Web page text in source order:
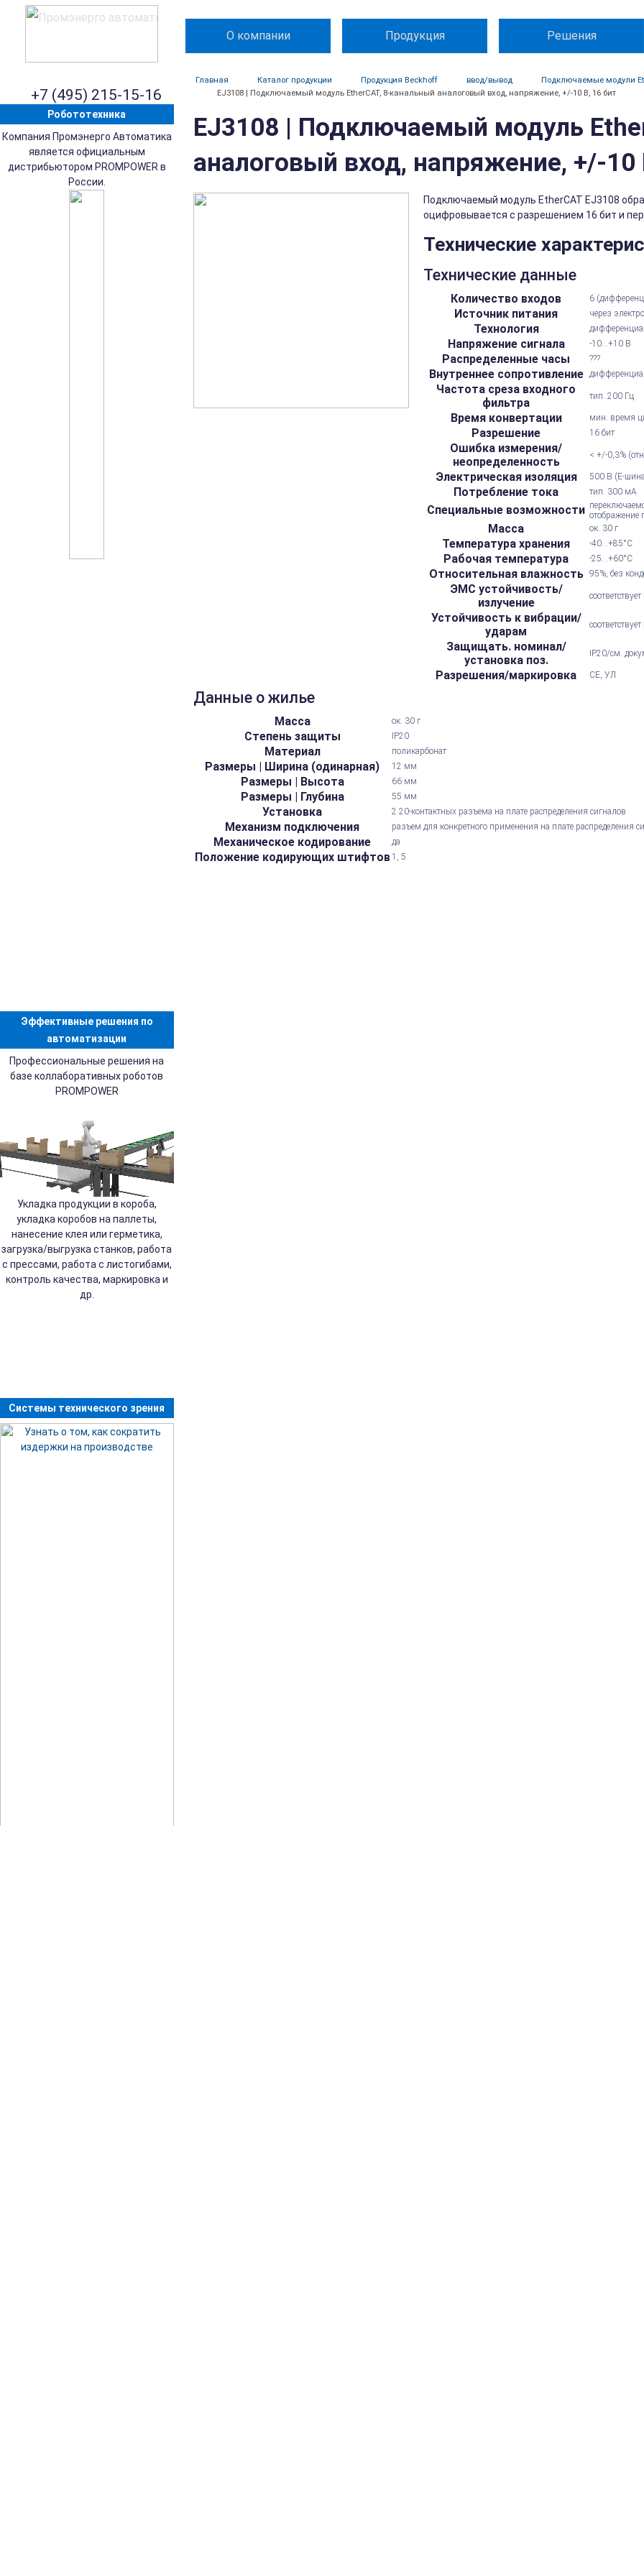
О компании Продукция Решения
+7 (495) 215-15-16
Главная Каталог продукции Продукция Beckhoff ввод/вывод Подключаемые модули
EJ3108 | Подключаемый модуль EtherCAT, 8-канальный аналоговый вход, напряжение, +/-10 В, 16 бит
Робототехника
Компания Промэнерго Автоматика
является официальным
дистрибьютором PROMPOWER в
России.
Эффективные решения по
автоматизации
Профессиональные решения на
базе коллаборативных роботов
PROMPOWER
Укладка продукции в короба,
укладка коробов на паллеты,
нанесение клея или герметика,
загрузка/выгрузка станков, работа
с прессами, работа с листогибами,
контроль качества, маркировка и
др.
Системы технического зрения
EJ3108 | Подключаемый модуль
аналоговый вход, напряжение, +/-10
Подключаемый модуль EtherCAT EJ3108
оцифровывается с разрешением 16 бит и
Технические
Технические данные
Количество входов 6
Источник питания через
Технология
Напряжение сигнала -10...+10 В
Распределенные часы ???
Внутреннее сопротивление
Частота среза входного
фильтра
тип. 200 Гц
Время конвертации мин. время
Разрешение 16 бит
Ошибка измерения/
неопределенность
< +/-0,3%
Электрическая изоляция 500 В (E-
Потребление тока тип. 300 мА
Специальные возможности отображение
Масса ок. 30 г
Температура хранения -40...+85°С
Рабочая температура -25...+60°С
Относительная влажность 95%, без
ЭМС устойчивость/
излучение
Устойчивость к вибрации/
ударам
Защищать. номинал/
установка поз.
IP20/см.
Разрешения/маркировка CE, УЛ
Данные о жилье
Масса ок. 30 г
Степень защиты IP20
Материал поликарбонат
Размеры | Ширина (одинарная) 12 мм
Размеры | Высота 66 мм
Размеры | Глубина 55 мм
Установка 2 20-контактных разъема на плате распределения сигналов
Механизм подключения разъем для конкретного применения на плате распределения
Механическое кодирование да
Положение кодирующих штифтов1, 5